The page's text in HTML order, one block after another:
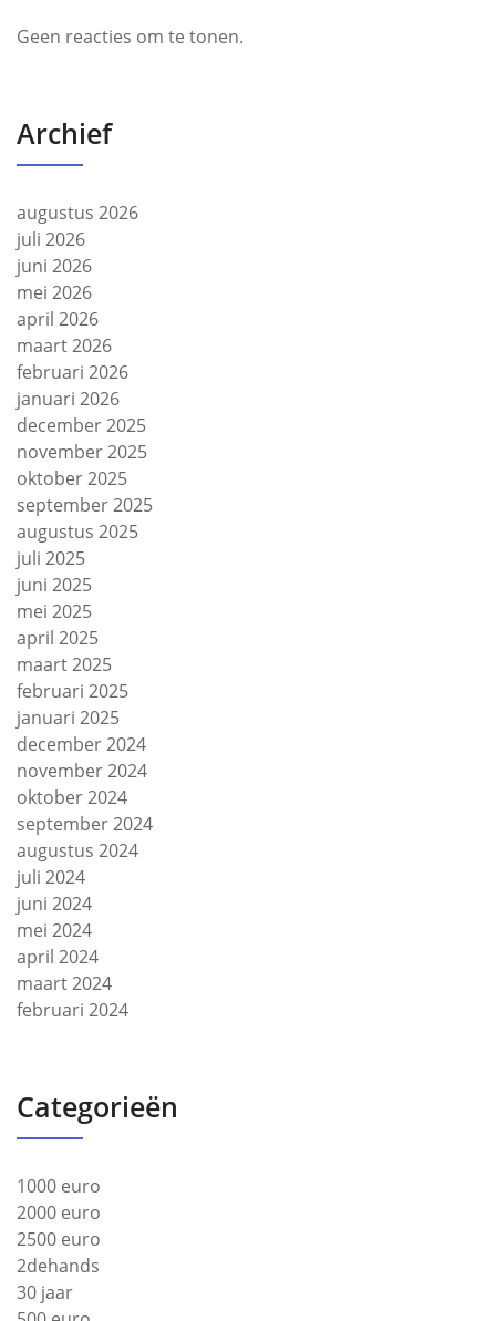
Geen reacties om te tonen.
Archief
augustus 2026
juli 2026
juni 2026
mei 2026
april 2026
maart 2026
februari 2026
januari 2026
december 2025
november 2025
oktober 2025
september 2025
augustus 2025
juli 2025
juni 2025
mei 2025
april 2025
maart 2025
februari 2025
januari 2025
december 2024
november 2024
oktober 2024
september 2024
augustus 2024
juli 2024
juni 2024
mei 2024
april 2024
maart 2024
februari 2024
Categorieën
1000 euro
2000 euro
2500 euro
2dehands
30 jaar